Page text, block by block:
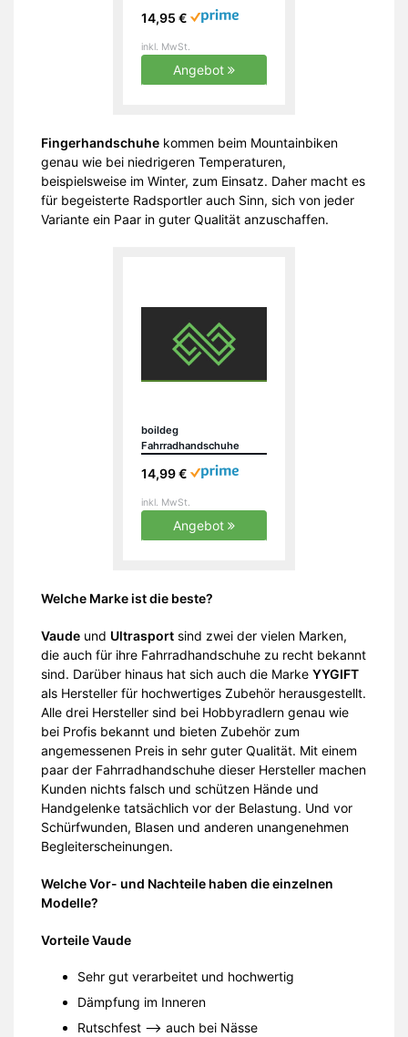
Radsporthandschuhe als
14,95 €
inkl. MwSt.
Angebot
Fingerhandschuhe kommen beim Mountainbiken
genau wie bei niedrigeren Temperaturen,
beispielsweise im Winter, zum Einsatz. Daher macht es
für begeisterte Radsportler auch Sinn, sich von jeder
Variante ein Paar in guter Qualität anzuschaffen.
boildeg
Fahrradhandschuhe
rutschfeste und
Mountainbike
Handschuhe mit
Signalfarbe geeiget
14,99 €
inkl. MwSt.
Angebot
Welche Marke ist die beste?
Vaude und Ultrasport sind zwei der vielen Marken,
die auch für ihre Fahrradhandschuhe zu recht bekannt
sind. Darüber hinaus hat sich auch die Marke YYGIFT
als Hersteller für hochwertiges Zubehör herausgestellt.
Alle drei Hersteller sind bei Hobbyradlern genau wie
bei Profis bekannt und bieten Zubehör zum
angemessenen Preis in sehr guter Qualität. Mit einem
paar der Fahrradhandschuhe dieser Hersteller machen
Kunden nichts falsch und schützen Hände und
Handgelenke tatsächlich vor der Belastung. Und vor
Schürfwunden, Blasen und anderen unangenehmen
Begleiterscheinungen.
Welche Vor- und Nachteile haben die einzelnen
Modelle?
Vorteile Vaude
Sehr gut verarbeitet und hochwertig
Dämpfung im Inneren
Rutschfest –> auch bei Nässe